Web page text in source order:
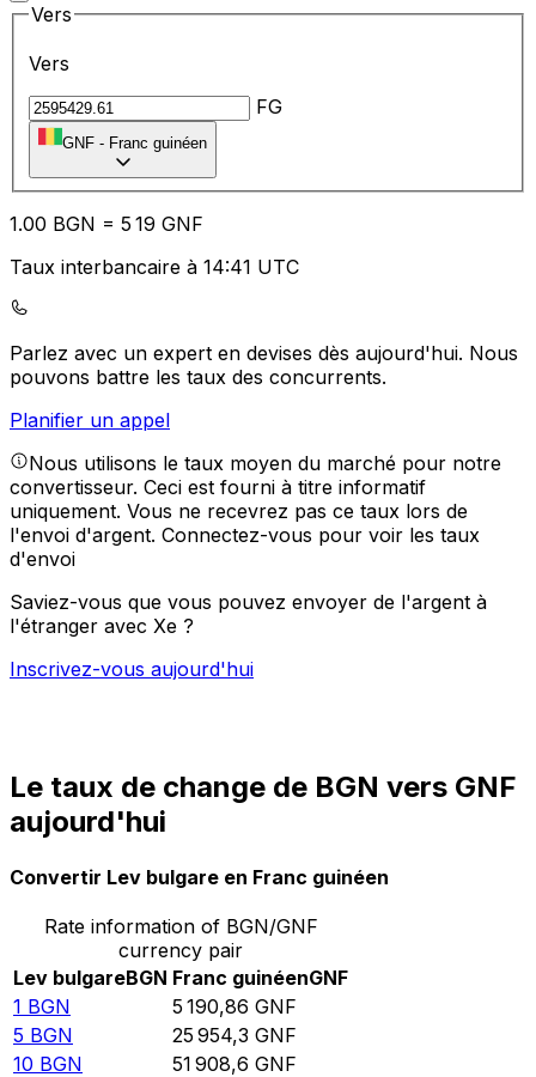
Vers
Vers
FG
GNF - Franc guinéen
1.00 BGN = 5 19 GNF
Taux interbancaire à 14:41 UTC
Parlez avec un expert en devises dès aujourd'hui. Nous
pouvons battre les taux des concurrents.
Planifier un appel
Nous utilisons le taux moyen du marché pour notre
convertisseur. Ceci est fourni à titre informatif
uniquement. Vous ne recevrez pas ce taux lors de
l'envoi d'argent. Connectez-vous pour voir les taux
d'envoi
Saviez-vous que vous pouvez envoyer de l'argent à
l'étranger avec Xe ?
Inscrivez-vous aujourd'hui
Le taux de change de BGN vers GNF
aujourd'hui
Convertir Lev bulgare en Franc guinéen
Rate information of BGN/GNF
currency pair
Lev bulgareBGN Franc guinéenGNF
1 BGN 5 190,86 GNF
5 BGN 25 954,3 GNF
10 BGN 51 908,6 GNF